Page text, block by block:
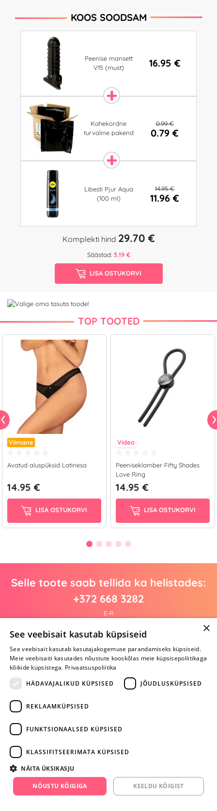
KOOS SOODSAM
Peenise mansett
V15 (must)
16.95 €
Kahekordne
turvaline pakend
0.99 €
0.79 €
Libesti Pjur Aqua
(100 ml)
14.95 €
11.96 €
Komplekti hind 29.70 €
Säästad: 3.19 €
LISA OSTUKORVI
TOP TOOTED
Viimane
Avatud aluspüksid Latinesa
14.95 €
LISA OSTUKORVI
Video
Peeniseklamber Fifty Shades
Love Ring
14.95 €
LISA OSTUKORVI
Selle toote saab tellida ka helistades:
+372 668 3282
E-R
Arvustusi veel pole
Ole esimene!
Kirjuta arvustus ja SAA KINGITUS!
+372 668 3282
info@yesyes.ee
facebook.com/yesyes.ee
×
See veebisait kasutab küpsiseid
See veebisait kasutab kasutajakogemuse parandamiseks küpsiseid.
Meie veebisaiti kasutades nõustute kooskõlas meie küpsisepoliitikaga
kõikide küpsistega. Privaatsuspoliitika
HÄDAVAJALIKUD KÜPSISED
JÕUDLUSKÜPSISED
REKLAAMKÜPSISED
FUNKTSIONAALSED KÜPSISED
KLASSIFITSEERIMATA KÜPSISED
NÄITA ÜKSIKASJU
NÕUSTU KÕIGIGA KEELDU KÕIGIST